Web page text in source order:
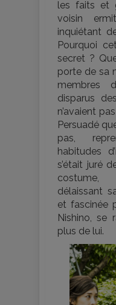
les faits et
voisin
inquiétant
Pourquoi
secret ?
porte de sa
membres
disparus
n’avaient
Persuadé
pas,
habitudes
s’était juré
costume,
délaissant
et fascinée
Nishino, se
plus de lui.